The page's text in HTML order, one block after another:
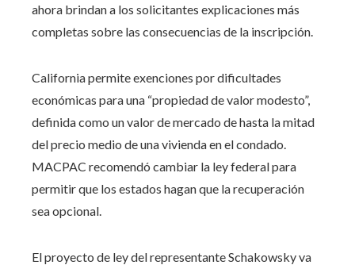
ahora brindan a los solicitantes explicaciones más
completas sobre las consecuencias de la inscripción.
California permite exenciones por dificultades
económicas para una “propiedad de valor modesto”,
definida como un valor de mercado de hasta la mitad
del precio medio de una vivienda en el condado.
MACPAC recomendó cambiar la ley federal para
permitir que los estados hagan que la recuperación
sea opcional.
El proyecto de ley del representante Schakowsky va